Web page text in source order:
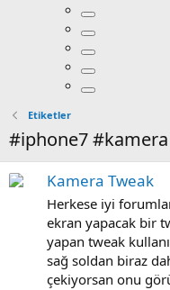
Etiketler
#iphone7
Kamera Tweak
Herkese iyi
ekran yapacak bir
yapan tweak
sağ soldan biraz
çekiyorsan onu